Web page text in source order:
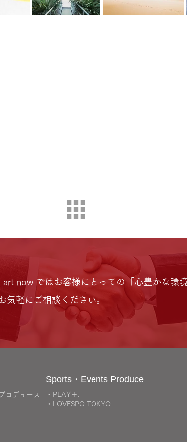
art now ではお客様にとっての「心豊かな環
気軽にご相談ください。
ロデュース
Sports・Events Produce
・PLAY＋.
・LOVESPO TOKYO